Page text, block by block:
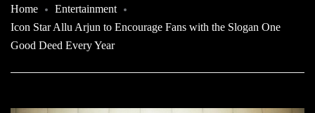
Home
Entertainment
Icon Star Allu Arjun to Encourage Fans with the Slogan One
Good Deed Every Year